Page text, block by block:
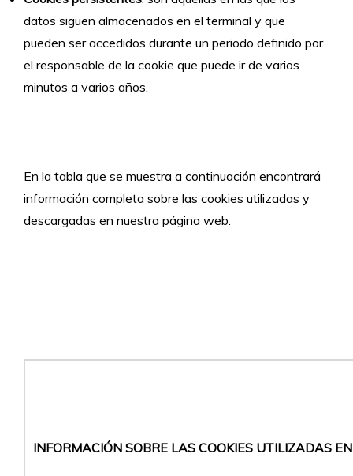
datos siguen almacenados en el terminal y que
pueden ser accedidos durante un periodo definido por
el responsable de la cookie que puede ir de varios
minutos a varios años.
En la tabla que se muestra a continuación encontrará
información completa sobre las cookies utilizadas y
descargadas en nuestra página web.
INFORMACIÓN SOBRE LAS COOKIES UTILIZADAS